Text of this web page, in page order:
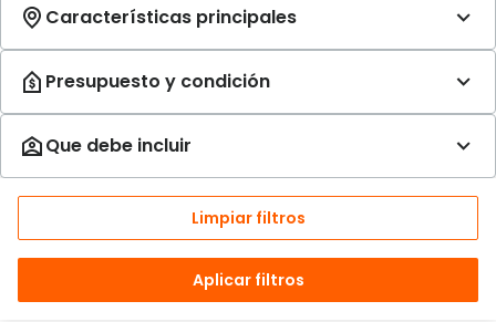
Limpiar filtros
Aplicar filtros